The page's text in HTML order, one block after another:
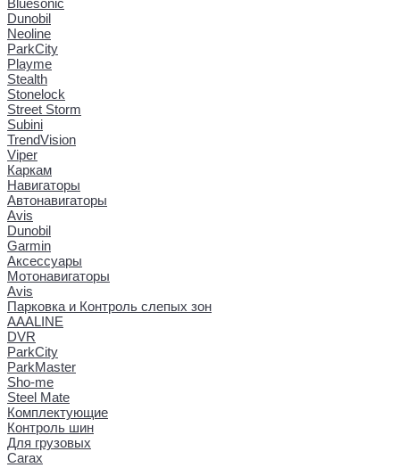
Dunobil
Neoline
ParkCity
Playme
Stealth
Stonelock
Street Storm
Subini
TrendVision
Viper
Каркам
Навигаторы
Автонавигаторы
Avis
Dunobil
Garmin
Аксессуары
Мотонавигаторы
Avis
Парковка и Контроль слепых зон
AAALINE
DVR
ParkCity
ParkMaster
Sho-me
Steel Mate
Комплектующие
Контроль шин
Для грузовых
Carax